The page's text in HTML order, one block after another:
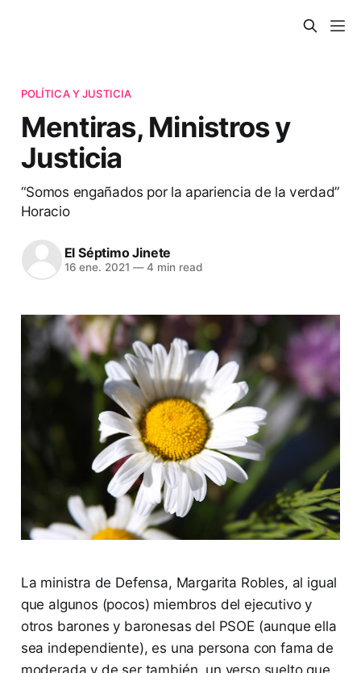
POLÍTICA Y JUSTICIA
Mentiras, Ministros y
Justicia
“Somos engañados por la apariencia de la verdad”
Horacio
El Séptimo Jinete
16 ene. 2021 —4 min read
La ministra de Defensa, Margarita Robles, al igual
que algunos (pocos) miembros del ejecutivo y
otros barones y baronesas del PSOE (aunque ella
sea independiente), es una persona con fama de
moderada y de ser también un verso suelto que